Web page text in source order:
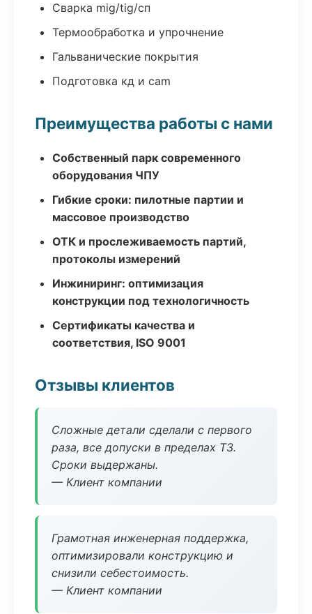
Сварка mig/tig/сп
Термообработка и упрочнение
Гальванические покрытия
Подготовка кд и cam
Преимущества работы с нами
Собственный парк современного
оборудования ЧПУ
Гибкие сроки: пилотные партии и
массовое производство
ОТК и прослеживаемость партий,
протоколы измерений
Инжиниринг: оптимизация
конструкции под технологичность
Сертификаты качества и
соответствия, ISO 9001
Отзывы клиентов
Сложные детали сделали с первого
раза, все допуски в пределах ТЗ.
Сроки выдержаны.
— Клиент компании
Грамотная инженерная поддержка,
оптимизировали конструкцию и
снизили себестоимость.
— Клиент компании